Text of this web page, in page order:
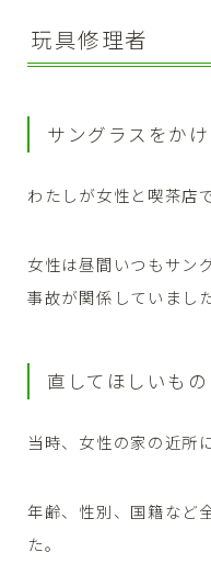
玩具修理者
サングラスをか
わたしが女性と喫茶店
女性は昼間いつもサン
事故が関係していました
直してほしいもの
当時、女性の家の近所
年齢、性別、国籍など
た。